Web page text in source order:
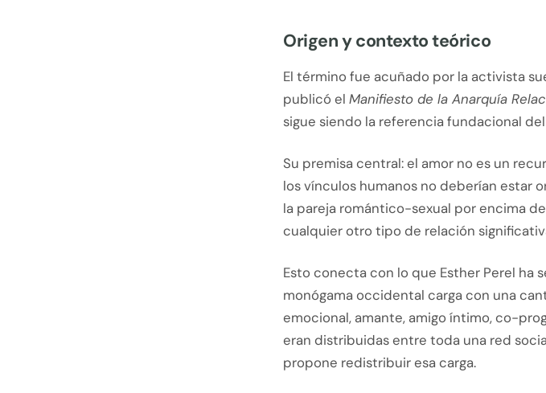
Origen y contexto teórico
El término fue acuñado por la activista
publicó el Manifiesto de la Anarquía
sigue siendo la referencia fundacional
Su premisa central: el amor no es un
los vínculos humanos no deberían estar
la pareja romántico-sexual por encima
cualquier otro tipo de relación
Esto conecta con lo que Esther Perel ha
monógama occidental carga con una
emocional, amante, amigo íntimo, co-
eran distribuidas entre toda una red
propone redistribuir esa carga.